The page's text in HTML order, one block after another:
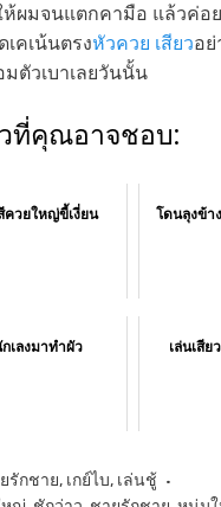
ห้ผมจนแตกคามือ แล้วค่อย
เคเน้นตรงหัวควย เสียวอ
ตัวเบาเลยวันนั้น
วที่คุณอาจชอบ:
ควยใหญ่ขี้เงี่ยน โดนลุงข้า
กเลงมาทำผัว เล่นเสี
รักชาย, เกย์ไบ, เล่นชู้